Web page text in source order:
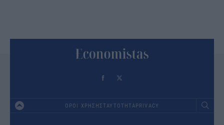
ΟΡΟΙ ΧΡΗΣΗΣΤΑΥΤΟΤΗΤΑPRIVACY